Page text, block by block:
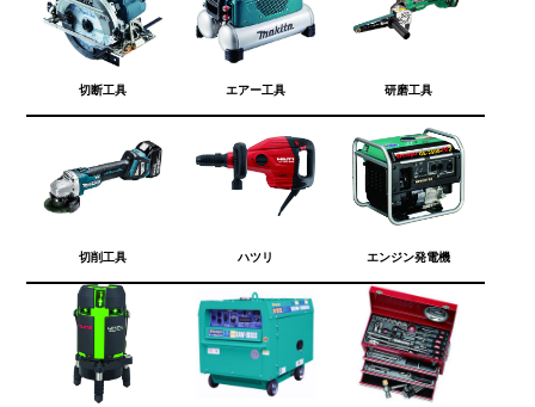
切断工具 エアー工具 研磨工具
切削工具 ハツリ エンジン発電機